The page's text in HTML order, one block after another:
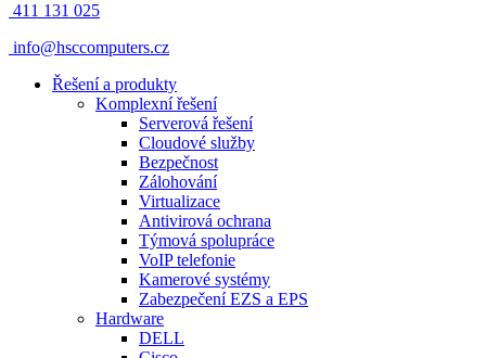
411 131 025
info@hsccomputers.cz
Řešení a produkty
Komplexní řešení
Serverová řešení
Cloudové služby
Bezpečnost
Zálohování
Virtualizace
Antivirová ochrana
Týmová spolupráce
VoIP telefonie
Kamerové systémy
Zabezpečení EZS a EPS
Hardware
DELL